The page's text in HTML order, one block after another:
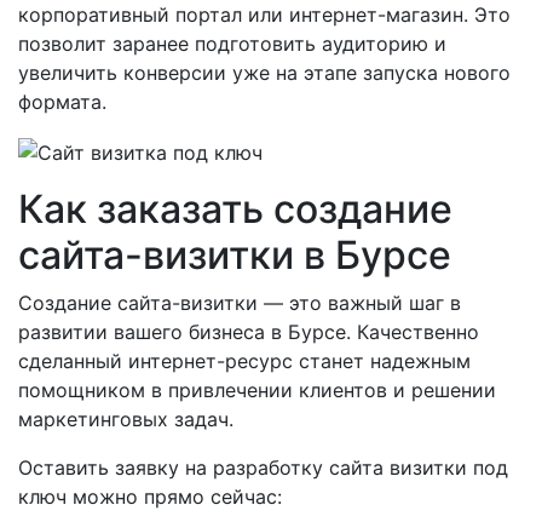
корпоративный портал или интернет-магазин. Это
позволит заранее подготовить аудиторию и
увеличить конверсии уже на этапе запуска нового
формата.
Как заказать создание
сайта-визитки в Бурсе
Создание сайта-визитки — это важный шаг в
развитии вашего бизнеса в Бурсе. Качественно
сделанный интернет-ресурс станет надежным
помощником в привлечении клиентов и решении
маркетинговых задач.
Оставить заявку на разработку сайта визитки под
ключ можно прямо сейчас: